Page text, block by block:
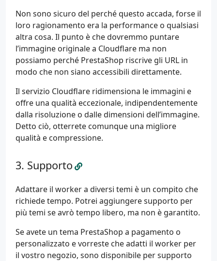
Non sono sicuro del perché questo accada, forse il
loro ragionamento era la performance o qualsiasi
altra cosa. Il punto è che dovremmo puntare
l’immagine originale a Cloudflare ma non
possiamo perché PrestaShop riscrive gli URL in
modo che non siano accessibili direttamente.
Il servizio Cloudflare ridimensiona le immagini e
offre una qualità eccezionale, indipendentemente
dalla risoluzione o dalle dimensioni dell’immagine.
Detto ciò, otterrete comunque una migliore
qualità e compressione.
Supporto
Adattare il worker a diversi temi è un compito che
richiede tempo. Potrei aggiungere supporto per
più temi se avrò tempo libero, ma non è garantito.
Se avete un tema PrestaShop a pagamento o
personalizzato e vorreste che adatti il worker per
il vostro negozio, sono disponibile per supporto